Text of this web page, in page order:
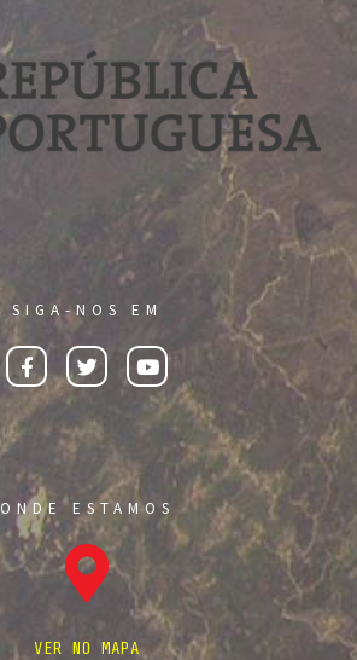
SIGA-NOS EM
ONDE ESTAMOS
VER NO MAPA